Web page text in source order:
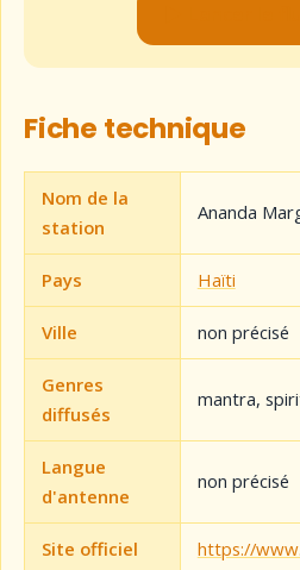
Fiche technique
Nom de la
station
Ananda
Pays Haïti
Ville non précisé
Genres
diffusés
mantra,
Langue
d'antenne
non précisé
Site officiel https://